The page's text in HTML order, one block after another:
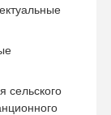
сельского